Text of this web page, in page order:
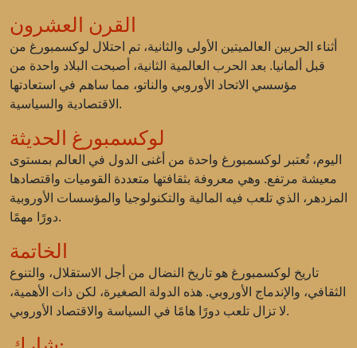
القرن العشرون
أثناء الحربين العالميتين الأولى والثانية، تم احتلال لوكسمبورغ من
قبل ألمانيا. بعد الحرب العالمية الثانية، أصبحت البلاد واحدة من
مؤسسي الاتحاد الأوروبي والناتو، مما ساهم في استعادتها
الاقتصادية والسياسية.
لوكسمبورغ الحديثة
اليوم، تُعتبر لوكسمبورغ واحدة من أغنى الدول في العالم بمستوى
معيشة مرتفع. وهي معروفة بثقافتها متعددة القوميات واقتصادها
المزدهر، الذي تلعب فيه المالية والتكنولوجيا والمؤسسات الأوروبية
دورًا مهمًا.
الخاتمة
تاريخ لوكسمبورغ هو تاريخ النضال من أجل الاستقلال، والتنوع
الثقافي، والإندماج الأوروبي. هذه الدولة الصغيرة، لكن ذات الأهمية،
لا تزال تلعب دورًا هامًا في السياسة والاقتصاد الأوروبي.